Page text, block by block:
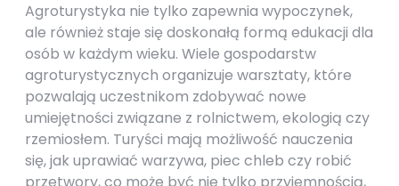
Agroturystyka nie tylko zapewnia wypoczynek,
ale również staje się doskonałą formą edukacji dla
osób w każdym wieku. Wiele gospodarstw
agroturystycznych organizuje warsztaty, które
pozwalają uczestnikom zdobywać nowe
umiejętności związane z rolnictwem, ekologią czy
rzemiosłem. Turyści mają możliwość nauczenia
się, jak uprawiać warzywa, piec chleb czy robić